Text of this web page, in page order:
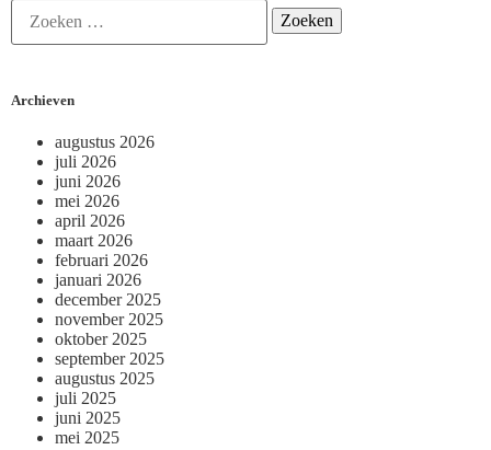
Archieven
augustus 2026
juli 2026
juni 2026
mei 2026
april 2026
maart 2026
februari 2026
januari 2026
december 2025
november 2025
oktober 2025
september 2025
augustus 2025
juli 2025
juni 2025
mei 2025